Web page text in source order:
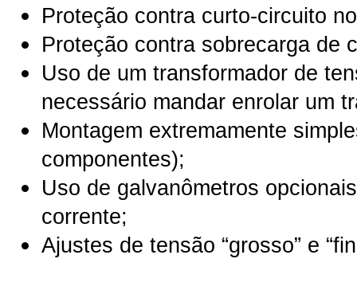
Proteção contra curto-circuito
Proteção contra sobrecarga de
Uso de um transformador de
necessário mandar enrolar um
Montagem extremamente
componentes);
Uso de galvanômetros
corrente;
Ajustes de tensão “grosso” e